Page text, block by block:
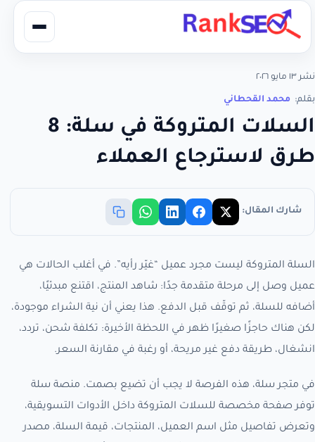
نشر ١٣ مايو ٢٠٢٦
بقلم: محمد القحطاني
السلات المتروكة في سلة: 8
طرق لاسترجاع العملاء
شارك المقال:
السلة المتروكة ليست مجرد عميل “غيّر رأيه”. في أغلب الحالات هي
عميل وصل إلى مرحلة متقدمة جدًا: شاهد المنتج، اقتنع مبدئيًا،
أضافه للسلة، ثم توقّف قبل الدفع. هذا يعني أن نية الشراء موجودة،
لكن هناك حاجزًا صغيرًا ظهر في اللحظة الأخيرة: تكلفة شحن، تردد،
انشغال، طريقة دفع غير مريحة، أو رغبة في مقارنة السعر.
في متجر سلة، هذه الفرصة لا يجب أن تضيع بصمت. منصة سلة
توفر صفحة مخصصة للسلات المتروكة داخل الأدوات التسويقية،
وتعرض تفاصيل مثل اسم العميل، المنتجات، قيمة السلة، مصدر